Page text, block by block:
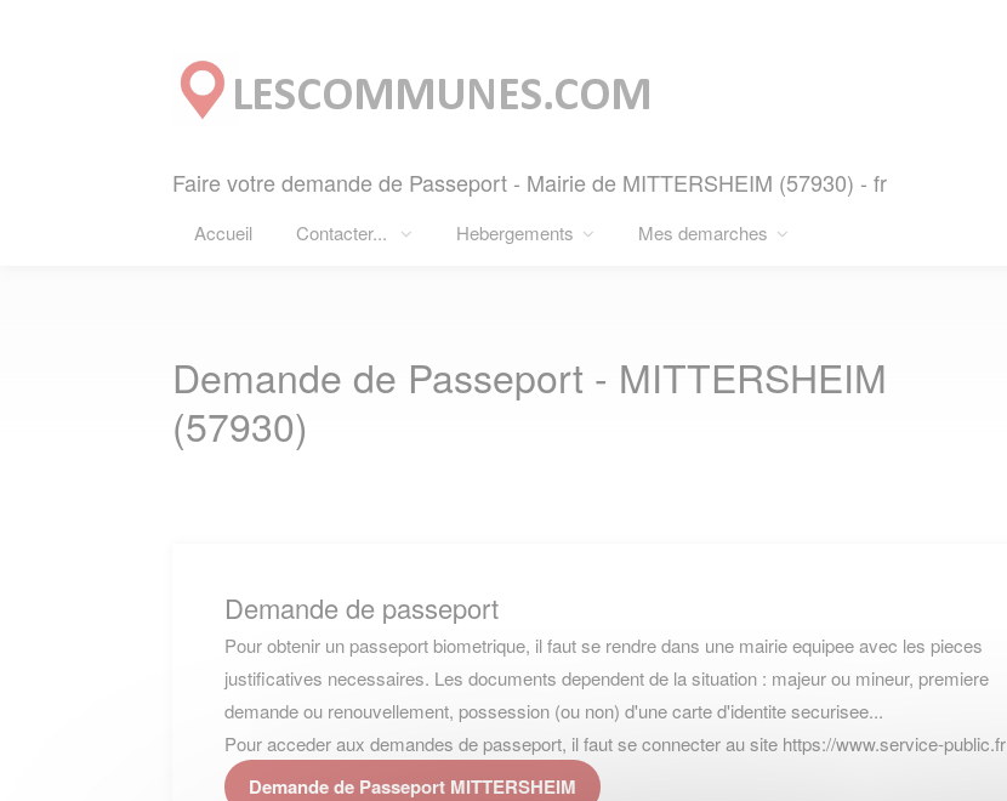
Faire votre demande de Passeport - Mairie de MITTERSHEIM (57930) - fr
Accueil Contacter... Hebergements Mes demarches
Demande de Passeport - MITTERSHEIM
(57930)
Demande de passeport
Pour obtenir un passeport biometrique, il faut se rendre dans une mairie equipee avec les pieces
justificatives necessaires. Les documents dependent de la situation : majeur ou mineur, premiere
demande ou renouvellement, possession (ou non) d'une carte d'identite securisee...
Pour acceder aux demandes de passeport, il faut se connecter au site https://www.service-public.fr
Demande de Passeport MITTERSHEIM